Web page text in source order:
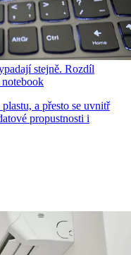
stejně. Rozdíl
a přesto se uvnitř
propustnosti i